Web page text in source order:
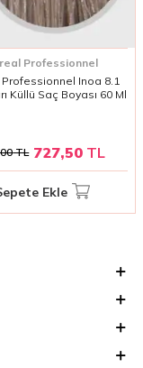
Professionnel
Inoa 8.1
Küllü Saç Boyası 60 Ml
TL 727,50 TL
Ekle